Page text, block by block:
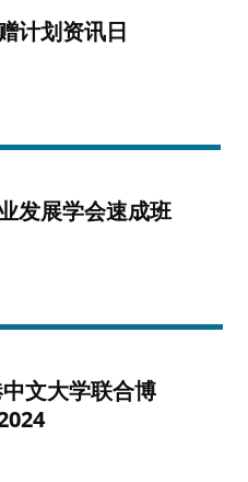
计划资讯日
发展学会速成班
文大学联合博